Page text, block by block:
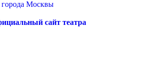
города Москвы
сайт театра